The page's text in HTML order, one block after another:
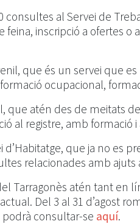
consultes al Servei de
feina, inscripció a ofertes
que és un servei que
ocupacional,
que atén des de meitats
al registre, amb formació
que ja no es
relacionades amb
Tarragonès atén tant
Del 3 al 31 d’agost
consultar-se aquí.